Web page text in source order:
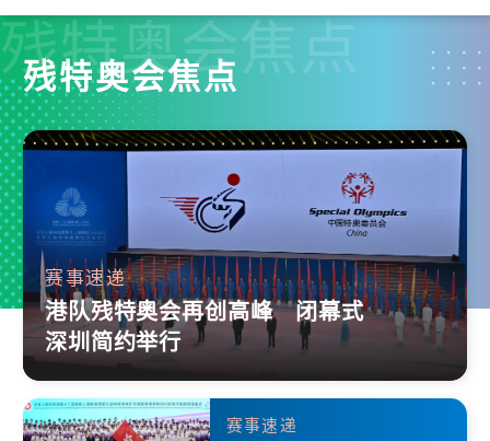
残特奥会焦点
残特奥会焦点
赛事速递
港队残特奥会再创高峰 闭幕式
深圳简约举行
赛事速递